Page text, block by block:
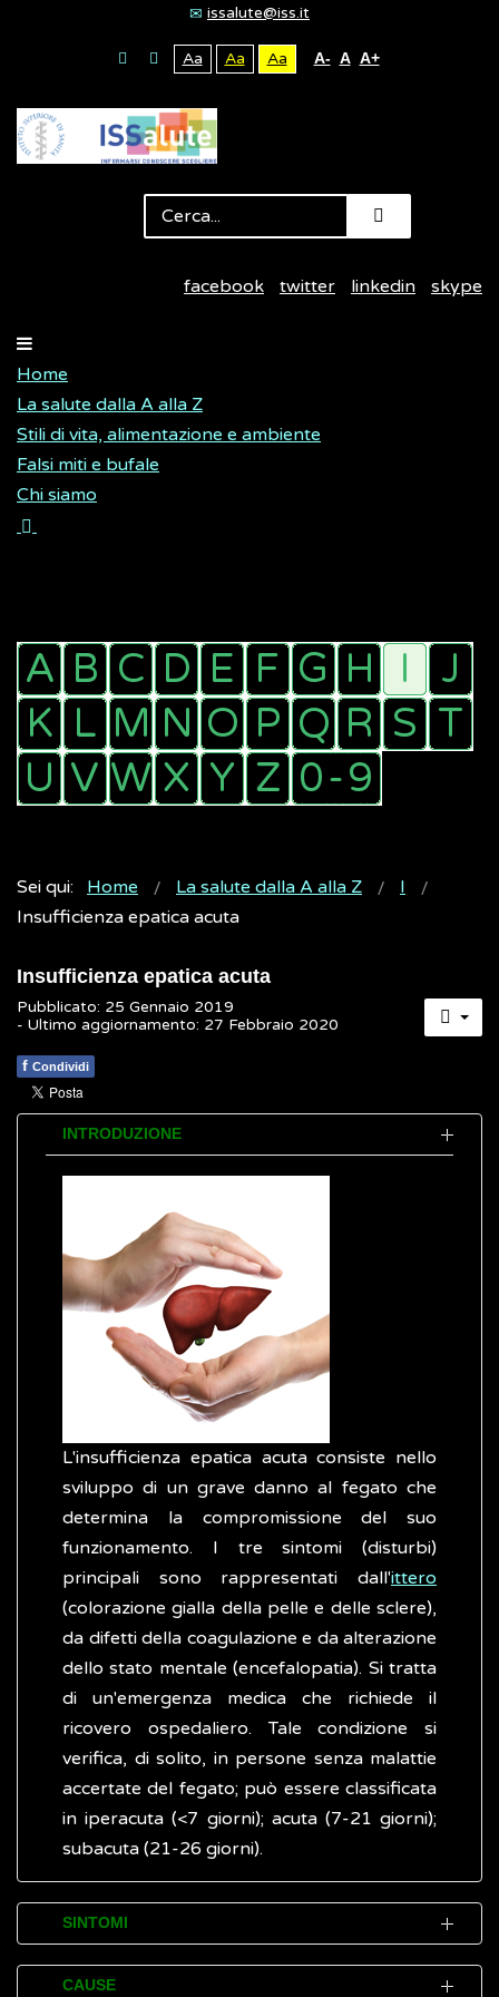
issalute@iss.it
Aa Aa Aa A- A A+
facebook twitter linkedin skype
Home
La salute dalla A alla Z
Stili di vita, alimentazione e ambiente
Falsi miti e bufale
Chi siamo
Sei qui: Home La salute dalla A alla Z
I
Insufficienza epatica acuta
Insufficienza epatica acuta
Pubblicato: 25 Gennaio 2019
- Ultimo aggiornamento: 27 Febbraio 2020
f Condividi
INTRODUZIONE
L'insufficienza epatica acuta consiste nello
sviluppo di un grave danno al fegato che
determina la compromissione del suo
funzionamento. I tre sintomi (disturbi)
principali sono rappresentati dall'ittero
(colorazione gialla della pelle e delle sclere),
da difetti della coagulazione e da alterazione
dello stato mentale (encefalopatia). Si tratta
di un'emergenza medica che richiede il
ricovero ospedaliero. Tale condizione si
verifica, di solito, in persone senza malattie
accertate del fegato; può essere classificata
in iperacuta (<7 giorni); acuta (7-21 giorni);
subacuta (21-26 giorni).
SINTOMI
Molti segni e disturbi (sintomi) causati
CAUSE